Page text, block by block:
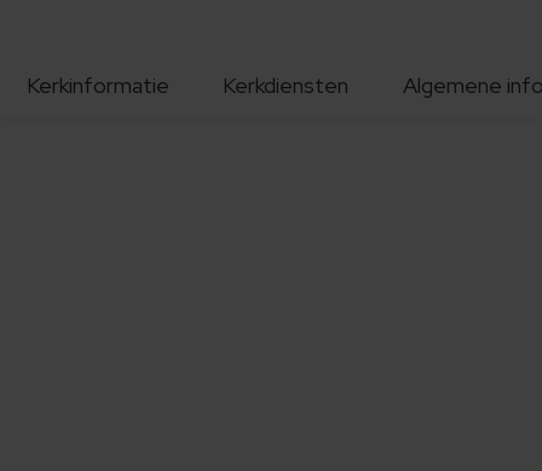
Kerkinformatie Kerkdiensten Algemene